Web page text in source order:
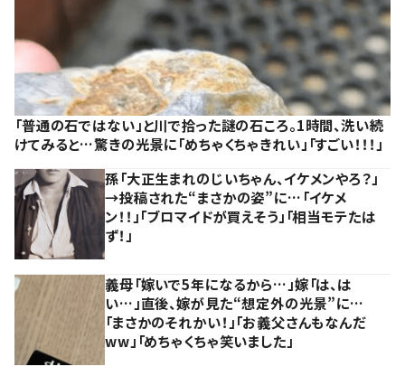
「普通の石ではない」と川で拾った謎の石ころ。1時間、洗い続
けてみると…驚きの光景に「めちゃくちゃきれい」「すごい！！！」
孫「大正生まれのじいちゃん、イケメンやろ？」
→投稿された“まさかの姿”に…「イケメ
ン！！」「ブロマイドが買えそう」「相当モテたは
ず！」
義母「嫁いで5年になるから…」嫁「は、は
い…」直後、嫁が見た“想定外の光景”に…
「まさかのそれかい！」「お義父さんもなんだ
ww」「めちゃくちゃ笑いました」